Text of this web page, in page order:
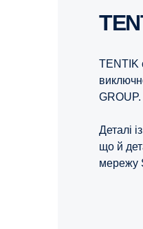
TENTIK
GROUP.
Деталі
що й
мережу